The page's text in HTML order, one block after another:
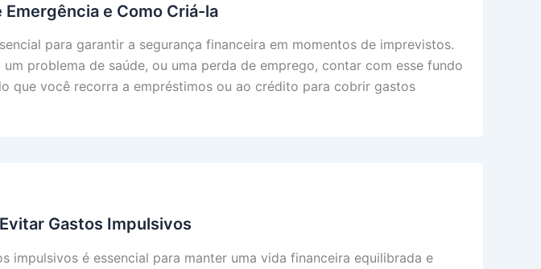
e Como Criá-la
para garantir a segurança financeira em momentos de imprevistos.
problema de saúde, ou uma perda de emprego, contar com esse fundo
que você recorra a empréstimos ou ao crédito para cobrir gastos
Gastos Impulsivos
impulsivos é essencial para manter uma vida financeira equilibrada e